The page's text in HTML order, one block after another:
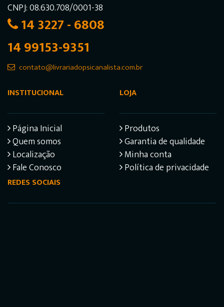
CNPJ: 08.630.708/0001-38
14 3227 - 6808
14 99153-9351
contato@livrariadopsicanalista.com.br
INSTITUCIONAL
Página Inicial
Quem somos
Localização
Fale Conosco
LOJA
Produtos
Garantia de qualidade
Minha conta
Política de privacidade
REDES SOCIAIS